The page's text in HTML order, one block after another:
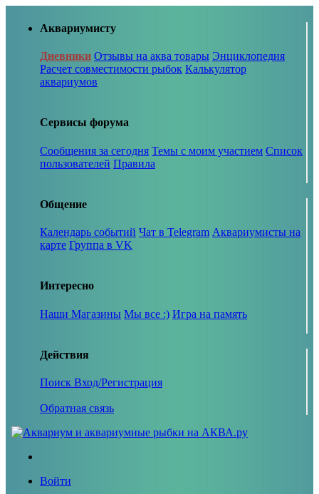
Аквариумисту
Дневники Отзывы на аква товары Энциклопедия
Расчет совместимости рыбок Калькулятор
аквариумов
Сервисы форума
Сообщения за сегодня Темы с моим участием Список
пользователей Правила
Общение
Календарь событий Чат в Telegram Аквариумисты на
карте Группа в VK
Интересно
Наши Магазины Мы все :) Игра на память
Действия
Поиск Вход/Регистрация
Обратная связь
Войти